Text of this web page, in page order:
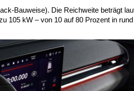
Bauweise). Die Reichweite beträgt
105 kW – von 10 auf 80 Prozent in